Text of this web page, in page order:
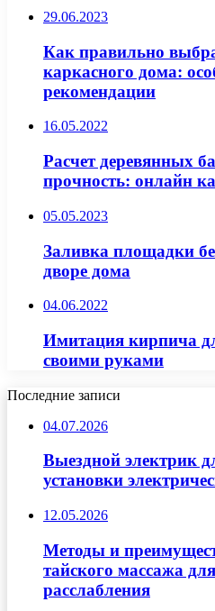
29.06.2023
Как правильно
каркасного дома:
рекомендации
16.05.2022
Расчет деревянных
прочность: онлайн
05.05.2023
Заливка площадки
дворе дома
04.06.2022
Имитация кирпича
своими руками
Последние записи
04.07.2026
Выездной электрик
установки
12.05.2026
Методы и
тайского массажа
расслабления